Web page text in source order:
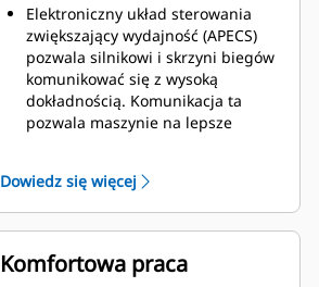
Elektroniczny układ sterowania
zwiększający wydajność (APECS)
pozwala silnikowi i skrzyni biegów
komunikować się z wysoką
dokładnością. Komunikacja ta
pozwala maszynie na lepsze
silnik. Rezultatem jest
przeniesienie większej ilości
materiału.
Ustaw prędkość maksymalną za
pomocą kontroli prędkości jazdy, a
Dowiedz się więcej
Komfortowa praca